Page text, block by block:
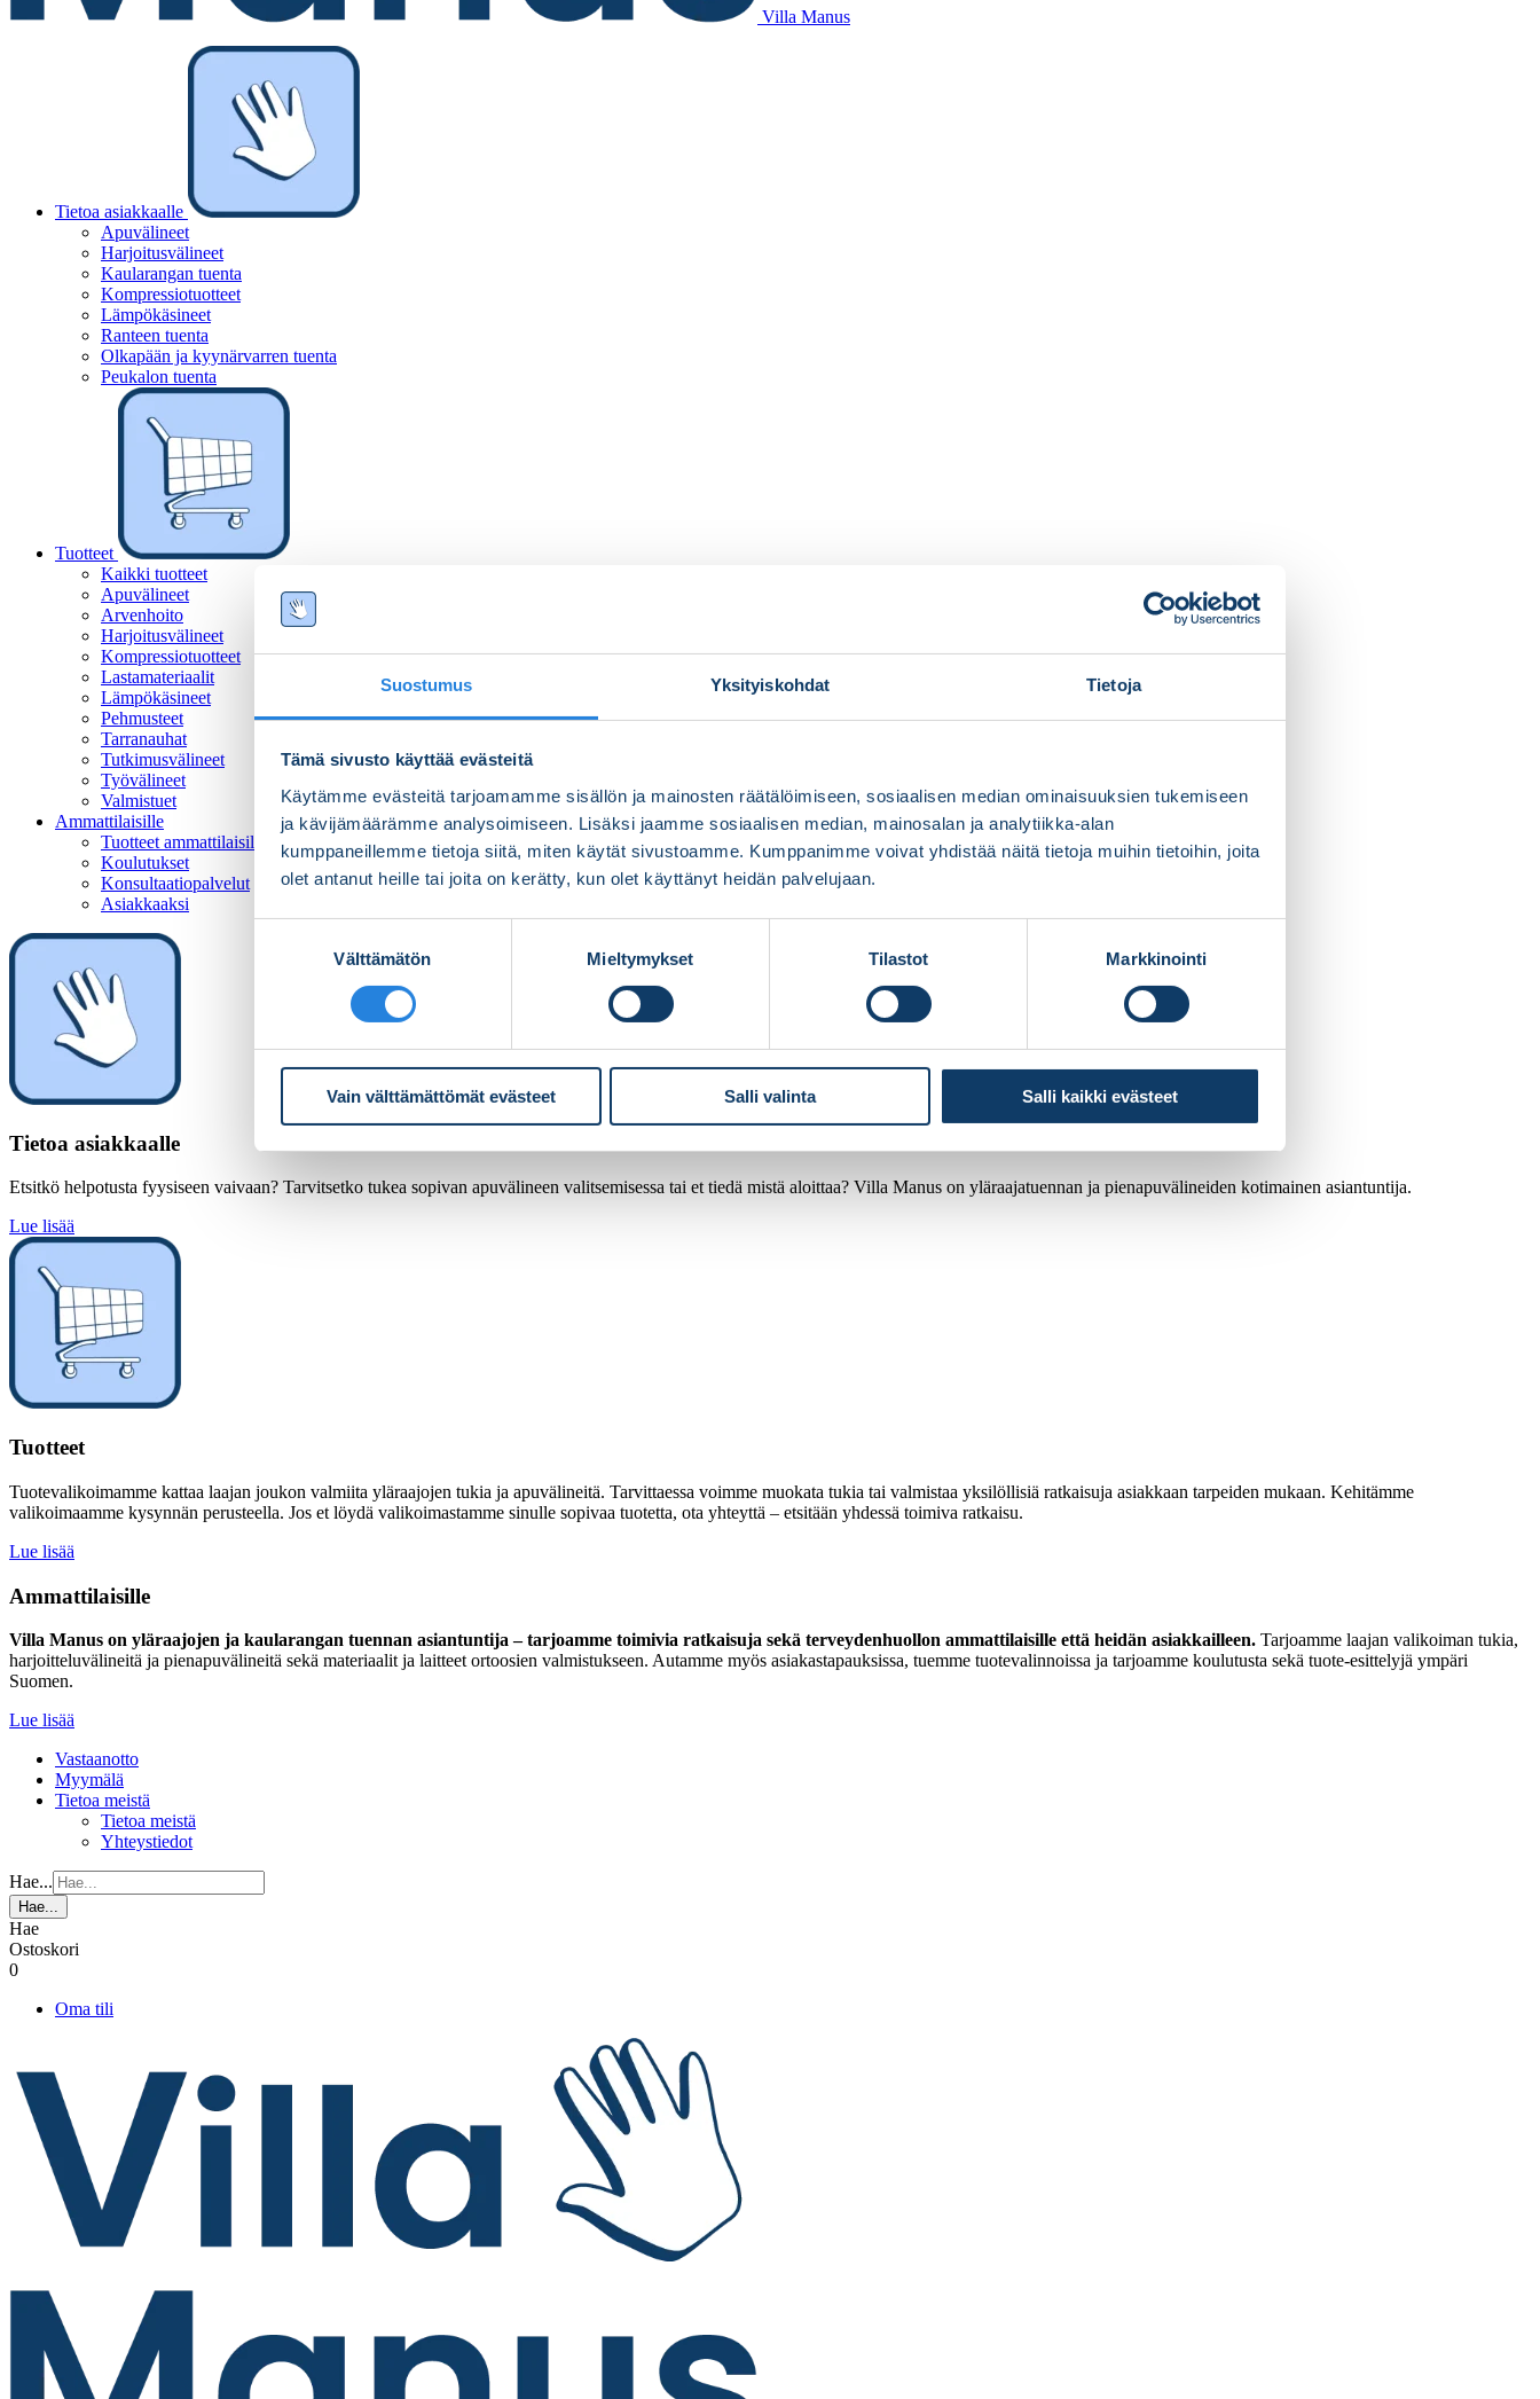
Suostumus Yksityiskohdat Tietoja
Tämä sivusto käyttää evästeitä
Käytämme evästeitä tarjoamamme sisällön ja mainosten räätälöimiseen, sosiaalisen median ominaisuuksien tukemiseen
ja kävijämäärämme analysoimiseen. Lisäksi jaamme sosiaalisen median, mainosalan ja analytiikka-alan
kumppaneillemme tietoja siitä, miten käytät sivustoamme. Kumppanimme voivat yhdistää näitä tietoja muihin tietoihin, joita
olet antanut heille tai joita on kerätty, kun olet käyttänyt heidän palvelujaan.
Välttämätön Mieltymykset Tilastot Markkinointi
Vain välttämättömät evästeet Salli valinta Salli kaikki evästeet
Villa Manus
Tietoa asiakkaalle
Apuvälineet
Harjoitusvälineet
Kaularangan tuenta
Kompressiotuotteet
Lämpökäsineet
Ranteen tuenta
Olkapään ja kyynärvarren tuenta
Peukalon tuenta
Tuotteet
Kaikki tuotteet
Apuvälineet
Arvenhoito
Harjoitusvälineet
Kompressiotuotteet
Lastamateriaalit
Lämpökäsineet
Pehmusteet
Tarranauhat
Tutkimusvälineet
Työvälineet
Valmistuet
Ammattilaisille
Tuotteet ammattilaisille
Koulutukset
Konsultaatiopalvelut
Asiakkaaksi
Tietoa asiakkaalle
Etsitkö helpotusta fyysiseen vaivaan? Tarvitsetko tukea sopivan apuvälineen valitsemisessa tai et tiedä mistä aloittaa? Villa Manus on yläraajatuennan ja pienapuvälineiden kotimainen asiantuntija.
Lue lisää
Tuotteet
Tuotevalikoimamme kattaa laajan joukon valmiita yläraajojen tukia ja apuvälineitä. Tarvittaessa voimme muokata tukia tai valmistaa yksilöllisiä ratkaisuja asiakkaan tarpeiden mukaan. Kehitämme
valikoimaamme kysynnän perusteella. Jos et löydä valikoimastamme sinulle sopivaa tuotetta, ota yhteyttä – etsitään yhdessä toimiva ratkaisu.
Lue lisää
Ammattilaisille
Villa Manus on yläraajojen ja kaularangan tuennan asiantuntija – tarjoamme toimivia ratkaisuja sekä terveydenhuollon ammattilaisille että heidän asiakkailleen. Tarjoamme laajan valikoiman tukia,
harjoitteluvälineitä ja pienapuvälineitä sekä materiaalit ja laitteet ortoosien valmistukseen. Autamme myös asiakastapauksissa, tuemme tuotevalinnoissa ja tarjoamme koulutusta sekä tuote-esittelyjä ympäri
Suomen.
Lue lisää
Vastaanotto
Myymälä
Tietoa meistä
Tietoa meistä
Yhteystiedot
Hae...
Hae...
Hae
Ostoskori
0
Oma tili